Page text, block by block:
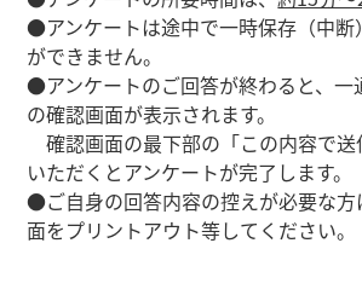
●アンケートは途中で一時保存（中断
ができません。
●アンケートのご回答が終わると、一
の確認画面が表示されます。
確認画面の最下部の「この内容で送
いただくとアンケートが完了します。
●ご自身の回答内容の控えが必要な方
面をプリントアウト等してください。